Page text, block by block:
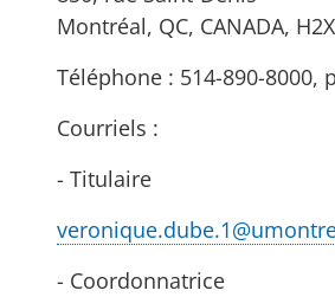
Montréal, QC, CANADA,
Téléphone : 514-890-8000,
Courriels :
- Titulaire
- Coordonnatrice